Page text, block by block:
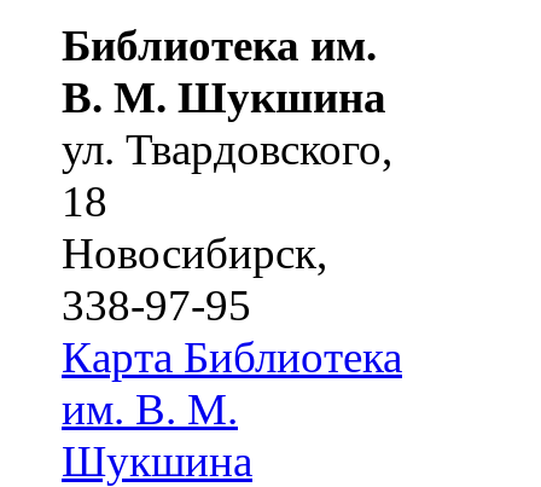
Библиотека им.
В. М. Шукшина
ул. Твардовского,
18
Новосибирск,
338-97-95
Карта Библиотека
им. В. М.
Шукшина